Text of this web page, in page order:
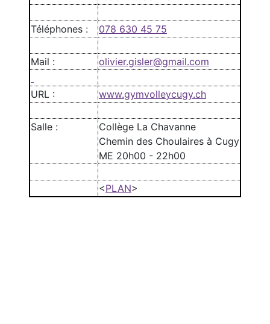
Téléphones : 078 630 45 75
Mail : olivier.gisler@gmail.com
URL : www.gymvolleycugy.ch
Salle :
Collège La Chavanne
Chemin des Choulaires à Cugy
ME 20h00 - 22h00
<PLAN>